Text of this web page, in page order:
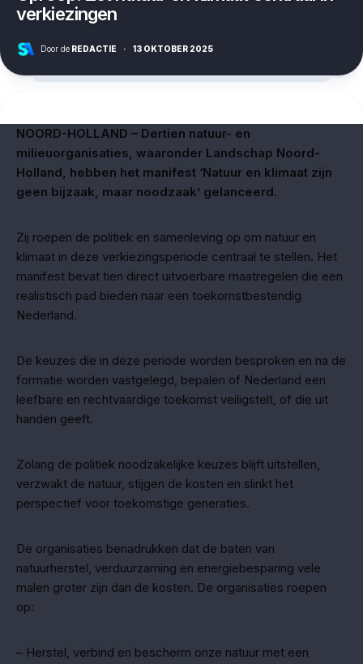
verkiezingen
Door de REDACTIE · 13 OKTOBER 2025
NOORD-HOLLAND – Dertien natuur- en
milieuorganisaties, waaronder Landschap Noord-
Holland, hebben het manifest ‘Natuur en klimaat zijn
geen bijzaak, maar noodzaak’ gelanceerd.
Zij roepen de politiek en samenleving op om natuur en
klimaat in deze verkiezingsperiode centraal te stellen. Het
manifest bevat tien direct uitvoerbare maatregelen die een
realistisch pad bieden naar een toekomstbestendig
Nederland.
De keuzes die in deze periode worden besproken en na de
formatie worden vastgelegd, bepalen of Nederland een
leefbare en rechtvaardige toekomst veiligstelt, of die uit
handen geeft.
Zolang de politiek noodzakelijke keuzes blijft uitstellen,
verzwakt de natuur, stijgen de kosten en slinkt het
perspectief voor toekomstige generaties.
De organisaties benadrukken dat de baten van
natuurherstel, verduurzaming en energiebesparing vele
malen groter zijn dan de kosten. De organisaties roepen
op:
– Herstel, verbind en bescherm onze natuur met een